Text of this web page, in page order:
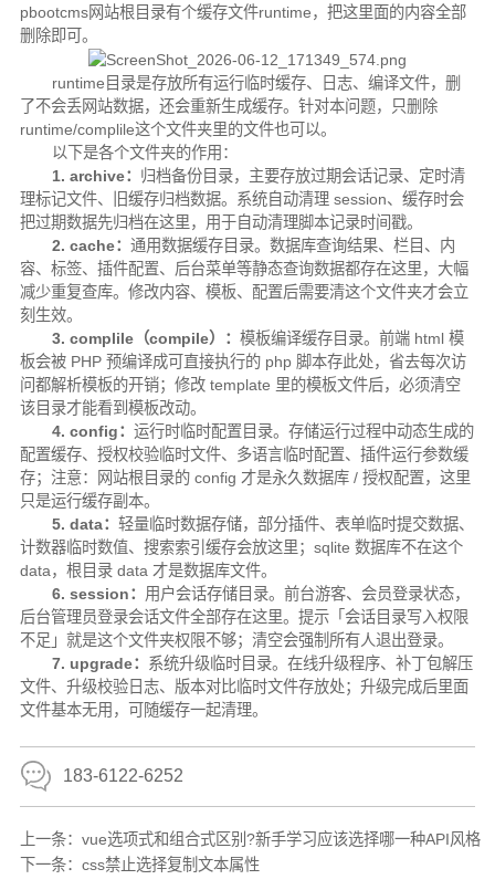
pbootcms网站根目录有个缓存文件runtime，把这里面的内容全部
删除即可。
runtime目录是存放所有运行临时缓存、日志、编译文件，删
了不会丢网站数据，还会重新生成缓存。针对本问题，只删除
runtime/complile这个文件夹里的文件也可以。
以下是各个文件夹的作用：
1. archive： 归档备份目录，主要存放过期会话记录、定时清
理标记文件、旧缓存归档数据。系统自动清理 session、缓存时会
把过期数据先归档在这里，用于自动清理脚本记录时间戳。
2. cache： 通用数据缓存目录。数据库查询结果、栏目、内
容、标签、插件配置、后台菜单等静态查询数据都存在这里，大幅
减少重复查库。修改内容、模板、配置后需要清这个文件夹才会立
刻生效。
3. complile（compile）： 模板编译缓存目录。前端 html 模
板会被 PHP 预编译成可直接执行的 php 脚本存此处，省去每次访
问都解析模板的开销；修改 template 里的模板文件后，必须清空
该目录才能看到模板改动。
4. config： 运行时临时配置目录。存储运行过程中动态生成的
配置缓存、授权校验临时文件、多语言临时配置、插件运行参数缓
存；注意：网站根目录的 config 才是永久数据库 / 授权配置，这里
只是运行缓存副本。
5. data： 轻量临时数据存储，部分插件、表单临时提交数据、
计数器临时数值、搜索索引缓存会放这里；sqlite 数据库不在这个
data，根目录 data 才是数据库文件。
6. session： 用户会话存储目录。前台游客、会员登录状态，
后台管理员登录会话文件全部存在这里。提示「会话目录写入权限
不足」就是这个文件夹权限不够；清空会强制所有人退出登录。
7. upgrade： 系统升级临时目录。在线升级程序、补丁包解压
文件、升级校验日志、版本对比临时文件存放处；升级完成后里面
文件基本无用，可随缓存一起清理。
183-6122-6252
上一条： vue选项式和组合式区别?新手学习应该选择哪一种API风格
下一条： css禁止选择复制文本属性